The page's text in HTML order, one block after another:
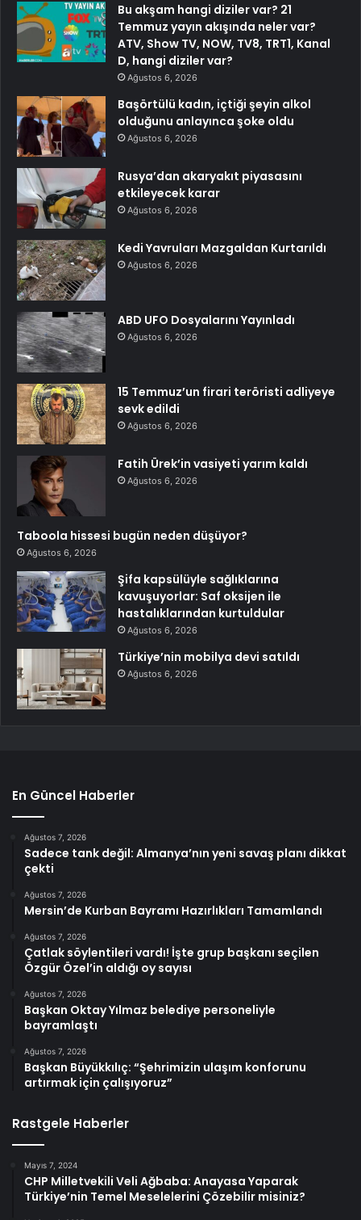
Bu akşam hangi diziler var? 21
Temmuz yayın akışında neler var?
ATV, Show TV, NOW, TV8, TRT1, Kanal
D, hangi diziler var?
Ağustos 6, 2026
Başörtülü kadın, içtiği şeyin alkol
olduğunu anlayınca şoke oldu
Ağustos 6, 2026
Rusya’dan akaryakıt piyasasını
etkileyecek karar
Ağustos 6, 2026
Kedi Yavruları Mazgaldan Kurtarıldı
Ağustos 6, 2026
ABD UFO Dosyalarını Yayınladı
Ağustos 6, 2026
15 Temmuz’un firari teröristi adliyeye
sevk edildi
Ağustos 6, 2026
Fatih Ürek’in vasiyeti yarım kaldı
Ağustos 6, 2026
Taboola hissesi bugün neden düşüyor?
Ağustos 6, 2026
Şifa kapsülüyle sağlıklarına
kavuşuyorlar: Saf oksijen ile
hastalıklarından kurtuldular
Ağustos 6, 2026
Türkiye’nin mobilya devi satıldı
Ağustos 6, 2026
En Güncel Haberler
Ağustos 7, 2026
Sadece tank değil: Almanya’nın yeni savaş planı dikkat
çekti
Ağustos 7, 2026
Mersin’de Kurban Bayramı Hazırlıkları Tamamlandı
Ağustos 7, 2026
Çatlak söylentileri vardı! İşte grup başkanı seçilen
Özgür Özel’in aldığı oy sayısı
Ağustos 7, 2026
Başkan Oktay Yılmaz belediye personeliyle
bayramlaştı
Ağustos 7, 2026
Başkan Büyükkılıç: “Şehrimizin ulaşım konforunu
artırmak için çalışıyoruz”
Rastgele Haberler
Mayıs 7, 2024
CHP Milletvekili Veli Ağbaba: Anayasa Yaparak
Türkiye’nin Temel Meselelerini Çözebilir misiniz?